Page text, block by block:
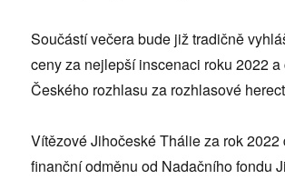
Součástí večera bude již tradičně
ceny za nejlepší inscenaci roku 2022 a
Českého rozhlasu za rozhlasové
Vítězové Jihočeské Thálie za rok 2022
finanční odměnu od Nadačního fondu